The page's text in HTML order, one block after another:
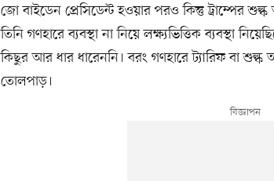
জো বাইডেন প্রেসিডেন্ট হওয়ার পরও কিন্তু ট্রাম্পের
তিনি গণহারে ব্যবস্থা না নিয়ে লক্ষ্যভিত্তিক ব্যবস্থা
কিছুর আর ধার ধারেননি। বরং গণহারে ট্যারিফ বা
তোলপাড়।